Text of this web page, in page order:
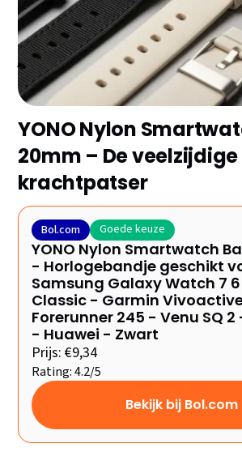
belangrijkste plus- en minpunten op
Ontdek snel welk Samsung Watch
jouw stijl en budget past!
YONO Nylon
20mm – De veelzijdige
krachtpatser
Bol.com Goede keuze
YONO Nylon Smartwatch
- Horlogebandje geschikt
Samsung Galaxy Watch 7
Classic - Garmin
Forerunner 245 - Venu SQ
- Huawei - Zwart
Prijs: €9,34
Rating: 4.2/5
Bekijk bij Bol.com